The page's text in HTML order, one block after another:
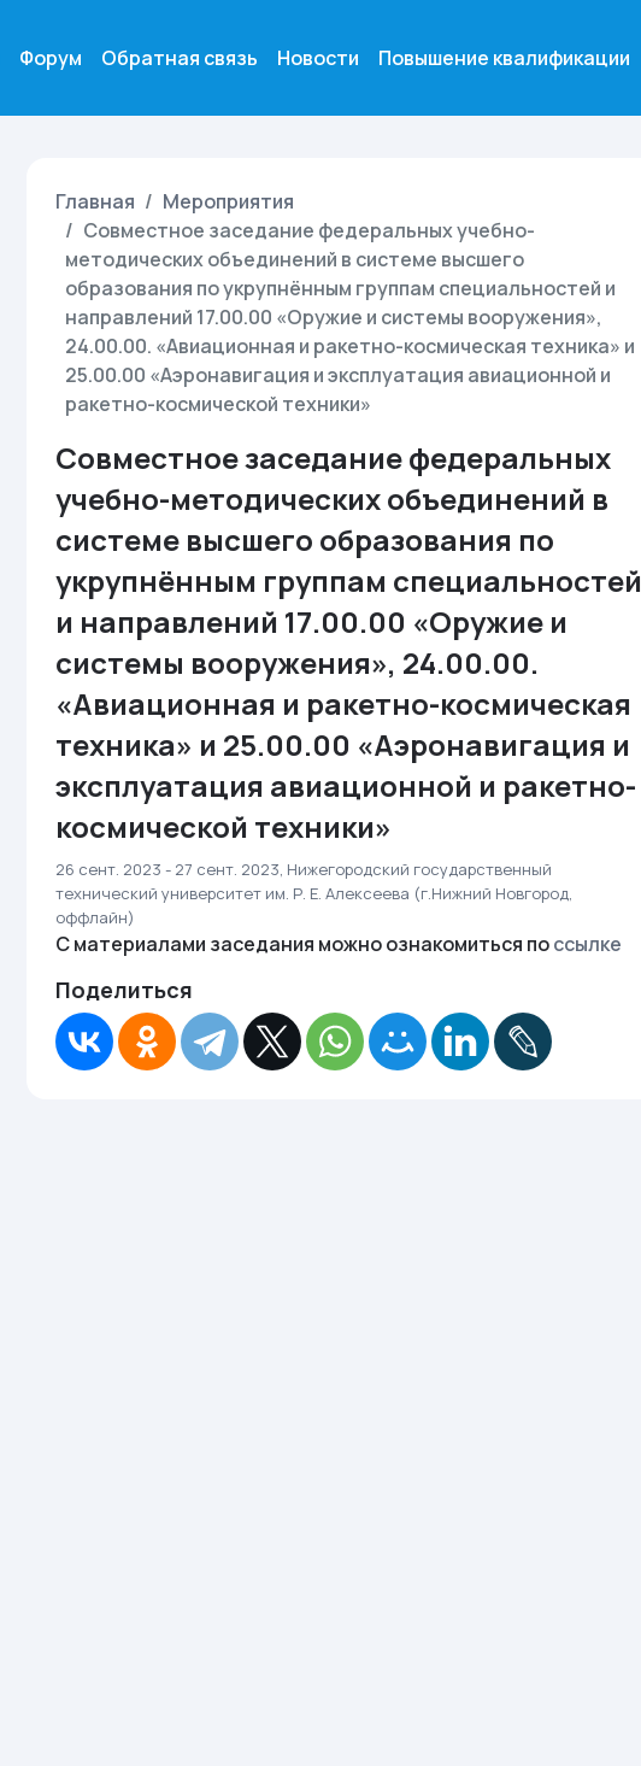
Форум Обратная связь Новости Повышение квалификации
Главная
Мероприятия
Совместное заседание федеральных учебно-
методических объединений в системе высшего
образования по укрупнённым группам специальностей и
направлений 17.00.00 «Оружие и системы вооружения»,
24.00.00. «Авиационная и ракетно-космическая техника» и
25.00.00 «Аэронавигация и эксплуатация авиационной и
ракетно-космической техники»
Совместное заседание федеральных
учебно-методических объединений в
системе высшего образования по
укрупнённым группам специальностей
и направлений 17.00.00 «Оружие и
системы вооружения», 24.00.00.
«Авиационная и ракетно-космическая
техника» и 25.00.00 «Аэронавигация и
эксплуатация авиационной и ракетно-
космической техники»
26 сент. 2023 - 27 сент. 2023, Нижегородский государственный
технический университет им. Р. Е. Алексеева (г.Нижний Новгород,
оффлайн)
С материалами заседания можно ознакомиться поссылке
Поделиться